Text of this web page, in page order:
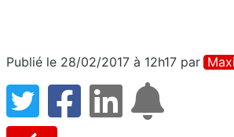
Publié le 28/02/2017 à 12h17 par